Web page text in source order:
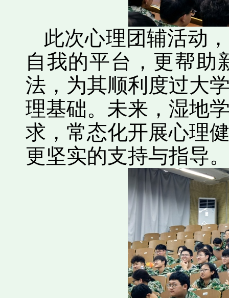
此次心理团辅活动
自我的平台，更帮助
法，为其顺利度过大
理基础。未来，湿地
求，常态化开展心理
更坚实的支持与指导